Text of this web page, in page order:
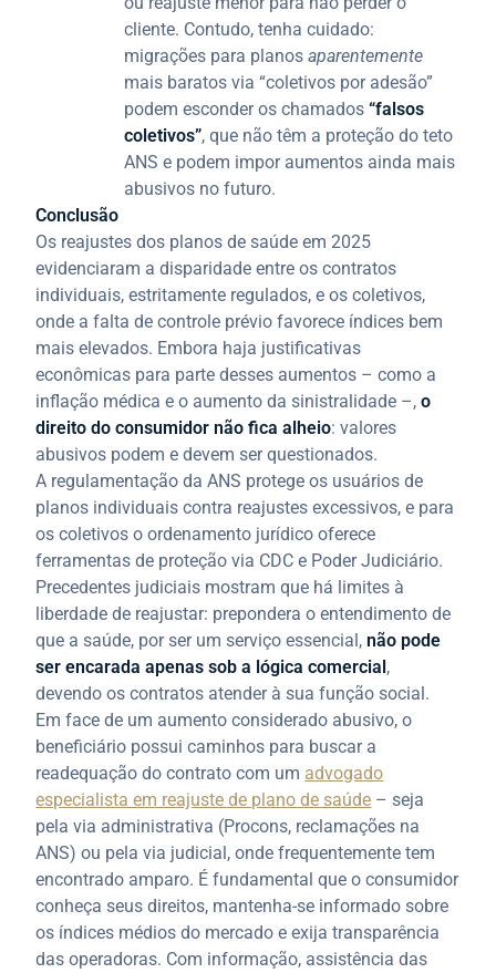
cliente. Contudo, tenha cuidado:
migrações para planosaparentemente
mais baratos via “coletivos por adesão”
podem esconder os chamados“falsos
coletivos”, que não têm a proteção do teto
ANS e podem impor aumentos ainda mais
abusivos no futuro.
Conclusão
Os reajustes dos planos de saúde em 2025
evidenciaram a disparidade entre os contratos
individuais, estritamente regulados, e os coletivos,
onde a falta de controle prévio favorece índices bem
mais elevados. Embora haja justificativas
econômicas para parte desses aumentos – como a
inflação médica e o aumento da sinistralidade –,o
direito do consumidor não fica alheio: valores
abusivos podem e devem ser questionados.
A regulamentação da ANS protege os usuários de
planos individuais contra reajustes excessivos, e para
os coletivos o ordenamento jurídico oferece
ferramentas de proteção via CDC e Poder Judiciário.
Precedentes judiciais mostram que há limites à
liberdade de reajustar: prepondera o entendimento de
que a saúde, por ser um serviço essencial,não pode
ser encarada apenas sob a lógica comercial,
devendo os contratos atender à sua função social.
Em face de um aumento considerado abusivo, o
beneficiário possui caminhos para buscar a
readequação do contrato com um advogado
especialista em reajuste de plano de saúde – seja
pela via administrativa (Procons, reclamações na
ANS) ou pela via judicial, onde frequentemente tem
encontrado amparo. É fundamental que o consumidor
conheça seus direitos, mantenha-se informado sobre
os índices médios do mercado e exija transparência
das operadoras. Com informação, assistência das